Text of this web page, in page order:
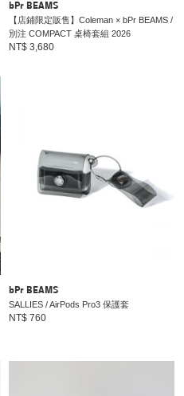
bPr BEAMS
【店鋪限定販售】Coleman × bPr BEAMS /
別注 COMPACT 桌椅套組 2026
NT$ 3,680
bPr BEAMS
SALLIES / AirPods Pro3 保護套
NT$ 760